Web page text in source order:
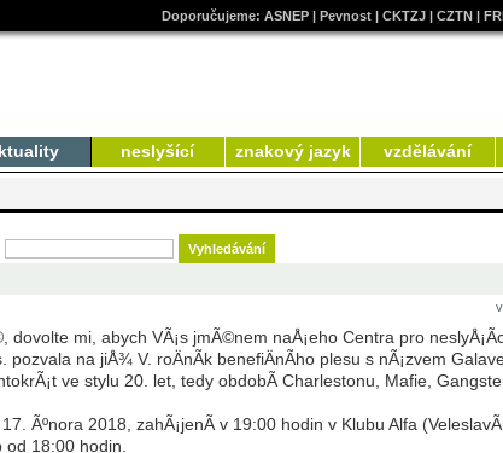
Doporučujeme: ASNEP| Pevnost| CKTZJ| CZTN|
neslyšící znakový jazyk vzdělávání
mi, abych VÃ¡s jmÃ©nem naÅ¡eho Centra pro
na jiÅ¾ V. roÄnÃ­k benefiÄnÃ­ho plesu s nÃ¡zvem
ve stylu 20. let, tedy obdobÃ­ Charlestonu, Mafie,
17. Ãºnora 2018, zahÃ¡jenÃ­ v 19:00 hodin v Klubu Alfa
18:00 hodin.